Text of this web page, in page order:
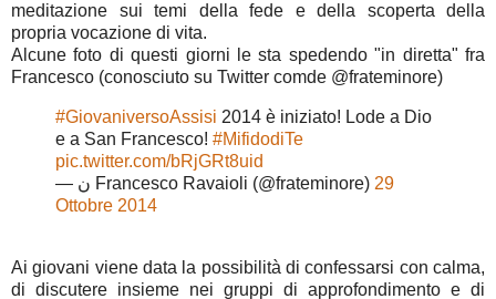
meditazione sui temi della fede e della scoperta della
propria vocazione di vita.
Alcune foto di questi giorni le sta spedendo "in diretta" fra
Francesco (conosciuto su Twitter comde @frateminore)
#GiovaniversoAssisi 2014 è iniziato! Lode a Dio
e a San Francesco! #MifidodiTe
pic.twitter.com/bRjGRt8uid
— ن Francesco Ravaioli (@frateminore) 29
Ottobre 2014
Ai giovani viene data la possibilità di confessarsi con calma,
di discutere insieme nei gruppi di approfondimento e di